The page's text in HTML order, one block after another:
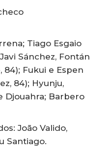
Tiago Esgaio
Sánchez, Fontán
84); Fukui e Espen
84); Hyunju,
Djouahra; Barbero
João Valido,
Santiago.